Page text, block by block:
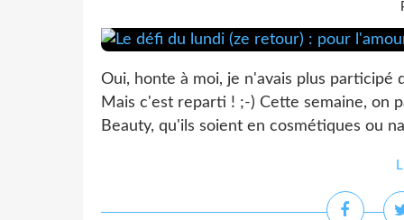
Oui, honte à moi, je n'avais plus participé
Mais c'est reparti ! ;-) Cette semaine, on
Beauty, qu'ils soient en cosmétiques ou